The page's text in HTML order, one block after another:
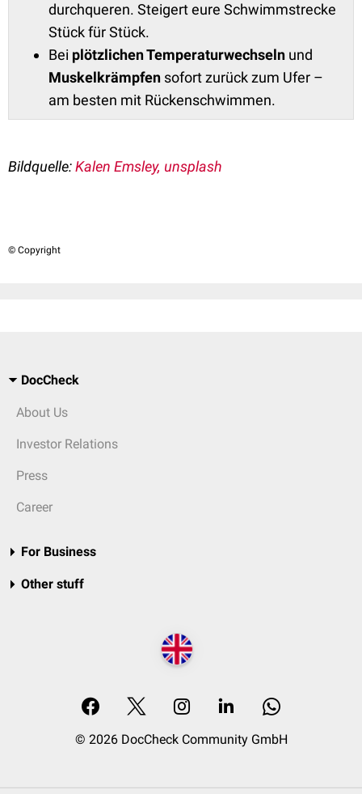
durchqueren. Steigert eure Schwimmstrecke
Stück für Stück.
Bei plötzlichen Temperaturwechseln und
Muskelkrämpfen sofort zurück zum Ufer –
am besten mit Rückenschwimmen.
Bildquelle:Kalen Emsley, unsplash
© Copyright
DocCheck
About Us
Investor Relations
Press
Career
For Business
Other stuff
© 2026 DocCheck Community GmbH